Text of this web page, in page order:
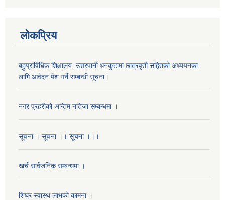
लोकप्रिय
बहुप्राविधिक शिक्षालय, उत्तरपानी धनकुटामा छात्रवृती सहितको अध्ययनका
लागि आवेदन पेश गर्ने सम्बन्धी सूचना।
नगर प्रहरीको अन्तिम नतिजा सम्बन्धमा ।
सूचना । सूचना ।। सूचना ।।।
खर्च सार्वजनिक सम्बन्धमा ।
शिघ्र स्वास्थ लाभको कामना ।